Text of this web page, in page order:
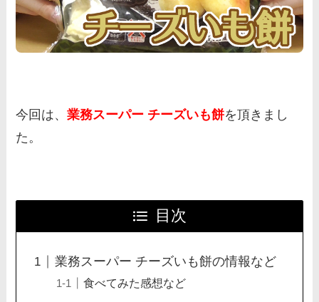
今回は、業務スーパー チーズいも餅を頂きまし
た。
目次
業務スーパー チーズいも餅の情報など
食べてみた感想など